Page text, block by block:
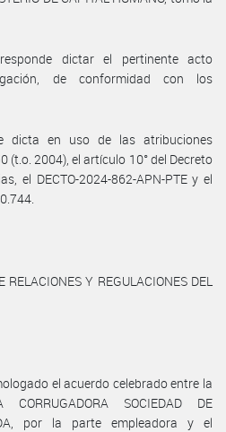
dictar el pertinente acto
de conformidad con los
dicta en uso de las atribuciones
(t.o. 2004), el artículo 10° del Decreto
el DECTO-2024-862-APN-PTE y el
Y REGULACIONES DEL
el acuerdo celebrado entre la
SOCIEDAD DE
por la parte empleadora y el